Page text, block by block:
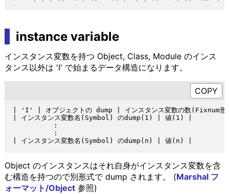
instance variable
インスタンス変数を持つ Object, Class, Module のインス
タンス以外は 'I' で始まるデータ構造になります。
| 'I' | オブジェクトの dump | インスタンス変数の数(Fixnum
| インスタンス変数名(Symbol) のdump(1) | 値(1) |
          :
          :
Object のインスタンスはそれ自身がインスタンス変数を含
む構造を持つので別形式で dump されます。 (Marshal フ
ォーマット/Object参照)